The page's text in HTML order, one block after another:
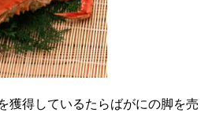
獲得しているたらばがにの脚を売